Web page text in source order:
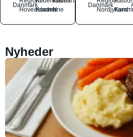
Danmark
Hovedstaden
Kommune
N
Danmark
Nordjylland
Nyheder